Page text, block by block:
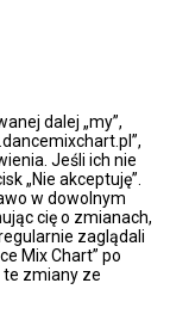
dalej „my”,
Jeśli ich nie
„Nie akceptuję”.
w dowolnym
cię o zmianach,
zaglądali
Mix Chart” po
zmiany ze